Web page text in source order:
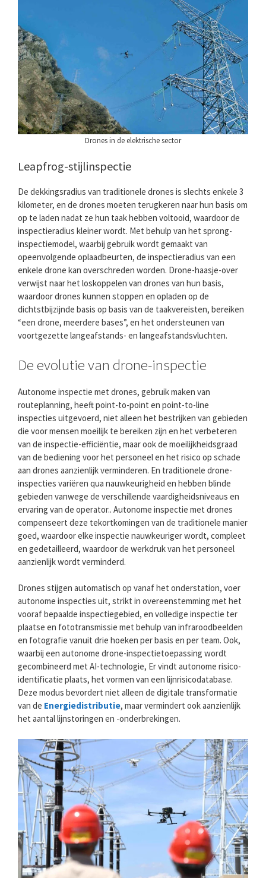
Drones in de elektrische sector
Leapfrog-stijlinspectie
De dekkingsradius van traditionele drones is slechts enkele 3
kilometer, en de drones moeten terugkeren naar hun basis om
op te laden nadat ze hun taak hebben voltooid, waardoor de
inspectieradius kleiner wordt. Met behulp van het sprong-
inspectiemodel, waarbij gebruik wordt gemaakt van
opeenvolgende oplaadbeurten, de inspectieradius van een
enkele drone kan overschreden worden. Drone-haasje-over
verwijst naar het loskoppelen van drones van hun basis,
waardoor drones kunnen stoppen en opladen op de
dichtstbijzijnde basis op basis van de taakvereisten, bereiken
“een drone, meerdere bases”, en het ondersteunen van
voortgezette langeafstands- en langeafstandsvluchten.
De evolutie van drone-inspectie
Autonome inspectie met drones, gebruik maken van
routeplanning, heeft point-to-point en point-to-line
inspecties uitgevoerd, niet alleen het bestrijken van gebieden
die voor mensen moeilijk te bereiken zijn en het verbeteren
van de inspectie-efficiëntie, maar ook de moeilijkheidsgraad
van de bediening voor het personeel en het risico op schade
aan drones aanzienlijk verminderen. En traditionele drone-
inspecties variëren qua nauwkeurigheid en hebben blinde
gebieden vanwege de verschillende vaardigheidsniveaus en
ervaring van de operator.. Autonome inspectie met drones
compenseert deze tekortkomingen van de traditionele manier
goed, waardoor elke inspectie nauwkeuriger wordt, compleet
en gedetailleerd, waardoor de werkdruk van het personeel
aanzienlijk wordt verminderd.
Drones stijgen automatisch op vanaf het onderstation, voer
autonome inspecties uit, strikt in overeenstemming met het
vooraf bepaalde inspectiegebied, en volledige inspectie ter
plaatse en fototransmissie met behulp van infraroodbeelden
en fotografie vanuit drie hoeken per basis en per team. Ook,
waarbij een autonome drone-inspectietoepassing wordt
gecombineerd met AI-technologie, Er vindt autonome risico-
identificatie plaats, het vormen van een lijnrisicodatabase.
Deze modus bevordert niet alleen de digitale transformatie
van de Energiedistributie, maar vermindert ook aanzienlijk
het aantal lijnstoringen en -onderbrekingen.